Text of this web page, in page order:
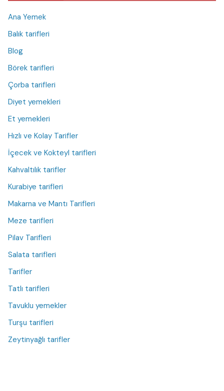
Ana Yemek
Balık tarifleri
Blog
Börek tarifleri
Çorba tarifleri
Diyet yemekleri
Et yemekleri
Hızlı ve Kolay Tarifler
İçecek ve Kokteyl tarifleri
Kahvaltılık tarifler
Kurabiye tarifleri
Makarna ve Mantı Tarifleri
Meze tarifleri
Pilav Tarifleri
Salata tarifleri
Tarifler
Tatlı tarifleri
Tavuklu yemekler
Turşu tarifleri
Zeytinyağlı tarifler